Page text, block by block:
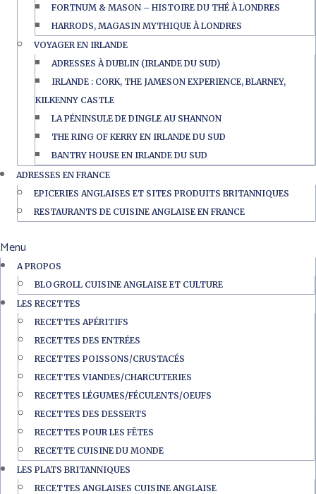
FORTNUM & MASON – HISTOIRE DU THÉ À LONDRES
HARRODS, MAGASIN MYTHIQUE À LONDRES
VOYAGER EN IRLANDE
ADRESSES À DUBLIN (IRLANDE DU SUD)
IRLANDE : CORK, THE JAMESON EXPERIENCE, BLARNEY,
KILKENNY CASTLE
LA PÉNINSULE DE DINGLE AU SHANNON
THE RING OF KERRY EN IRLANDE DU SUD
BANTRY HOUSE EN IRLANDE DU SUD
ADRESSES EN FRANCE
EPICERIES ANGLAISES ET SITES PRODUITS BRITANNIQUES
RESTAURANTS DE CUISINE ANGLAISE EN FRANCE
Menu
A PROPOS
BLOGROLL CUISINE ANGLAISE ET CULTURE
LES RECETTES
RECETTES APÉRITIFS
RECETTES DES ENTRÉES
RECETTES POISSONS/CRUSTACÉS
RECETTES VIANDES/CHARCUTERIES
RECETTES LÉGUMES/FÉCULENTS/OEUFS
RECETTES DES DESSERTS
RECETTES POUR LES FÊTES
RECETTE CUISINE DU MONDE
LES PLATS BRITANNIQUES
RECETTES ANGLAISES CUISINE ANGLAISE